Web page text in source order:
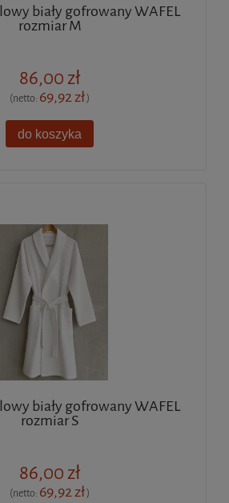
biały gofrowany WAFEL
rozmiar M
86,00 zł
(netto: 69,92 zł)
do koszyka
biały gofrowany WAFEL
rozmiar S
86,00 zł
(netto: 69,92 zł)